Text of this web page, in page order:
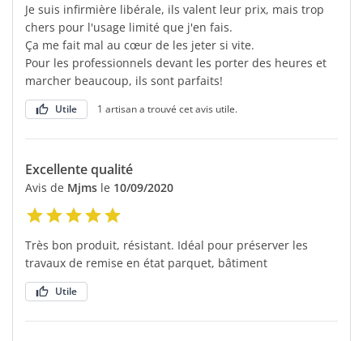
Je suis infirmière libérale, ils valent leur prix, mais trop
chers pour l'usage limité que j'en fais.
Ça me fait mal au cœur de les jeter si vite.
Pour les professionnels devant les porter des heures et
marcher beaucoup, ils sont parfaits!
Utile 1 artisan a trouvé cet avis utile.
Excellente qualité
Avis de Mjms le 10/09/2020
Très bon produit, résistant. Idéal pour préserver les
travaux de remise en état parquet, bâtiment
Utile